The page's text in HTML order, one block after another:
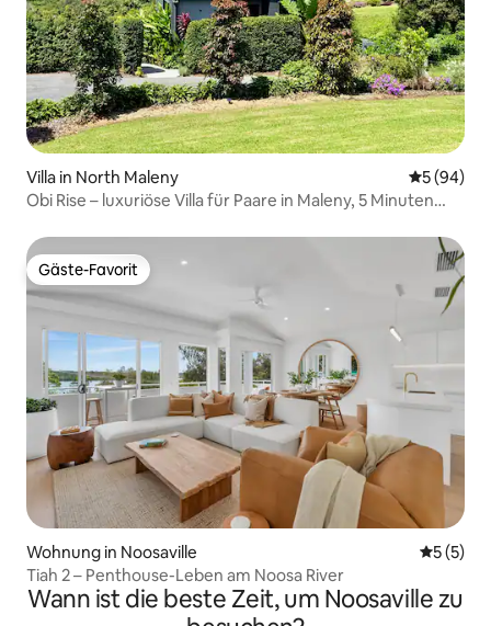
Villa in North Maleny
5 (94)
Obi Rise – luxuriöse Villa für Paare in Maleny, 5 Minuten
Gäste-Favorit
Gäste-Favorit
Wohnung in Noosaville
5 (5)
Tiah 2 – Penthouse-Leben am Noosa River
Wann ist die beste Zeit, um Noosaville zu